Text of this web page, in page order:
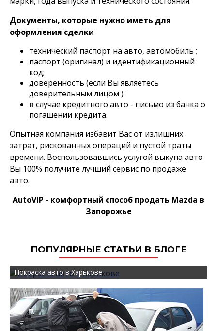
Документы, которые нужно иметь для
оформления сделки
технический паспорт на авто, автомобиль ;
паспорт (оригинал) и идентификационный
код;
доверенность (если Вы являетесь
доверительным лицом );
в случае кредитного авто - письмо из банка о
погашении кредита.
Опытная компания избавит Вас от излишних
затрат, рискованных операций и пустой траты
времени. Воспользовавшись услугой выкупа авто
Вы 100% получите лучший сервис по продаже
авто.
AutoVIP - комфортный способ продать Mazda в
Запорожье
ПОПУЛЯРНЫЕ СТАТЬИ В БЛОГЕ
Покраска авто в Харькове